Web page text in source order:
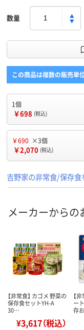
数量
この商品は複数の販売単
1個
￥698 (税込)
￥690 ×3個
￥2,070 (税込)
吉野家の非常食/保存食
メーカーからの
【非常食】 カゴメ 野菜の
保存食セットYH-A
30…
¥3,617（税込）
【
ー
存